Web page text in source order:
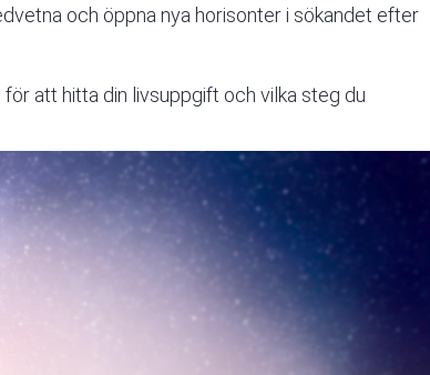
och öppna nya horisonter i sökandet efter
att hitta din livsuppgift och vilka steg du